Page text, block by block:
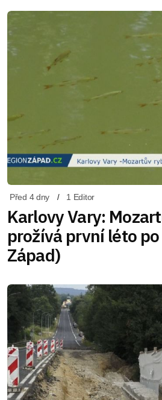
Před 4 dny 1 Editor
Karlovy Vary:
prožívá první léto
Západ)